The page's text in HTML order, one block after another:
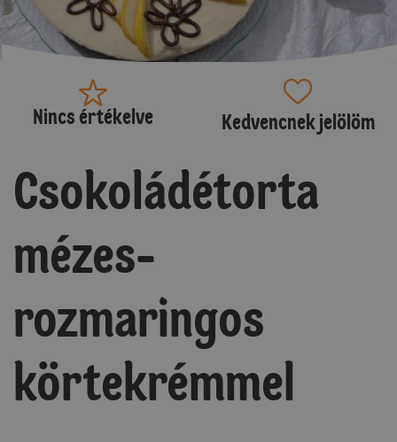
Nincs értékelve Kedvencnek jelölöm
Csokoládétorta
mézes-
rozmaringos
körtekrémmel